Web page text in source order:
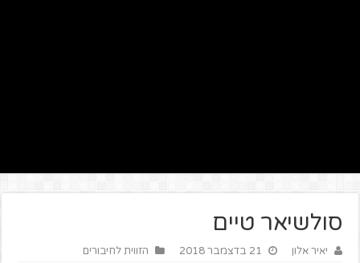
סולשיאר טיים
יאיר אלון 21 בדצמבר 2018 הזווית לחיבורים